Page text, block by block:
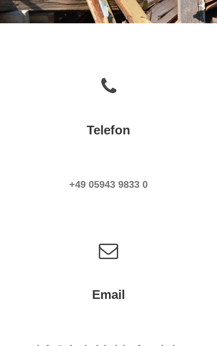
Telefon
+49 05943 9833 0
Email